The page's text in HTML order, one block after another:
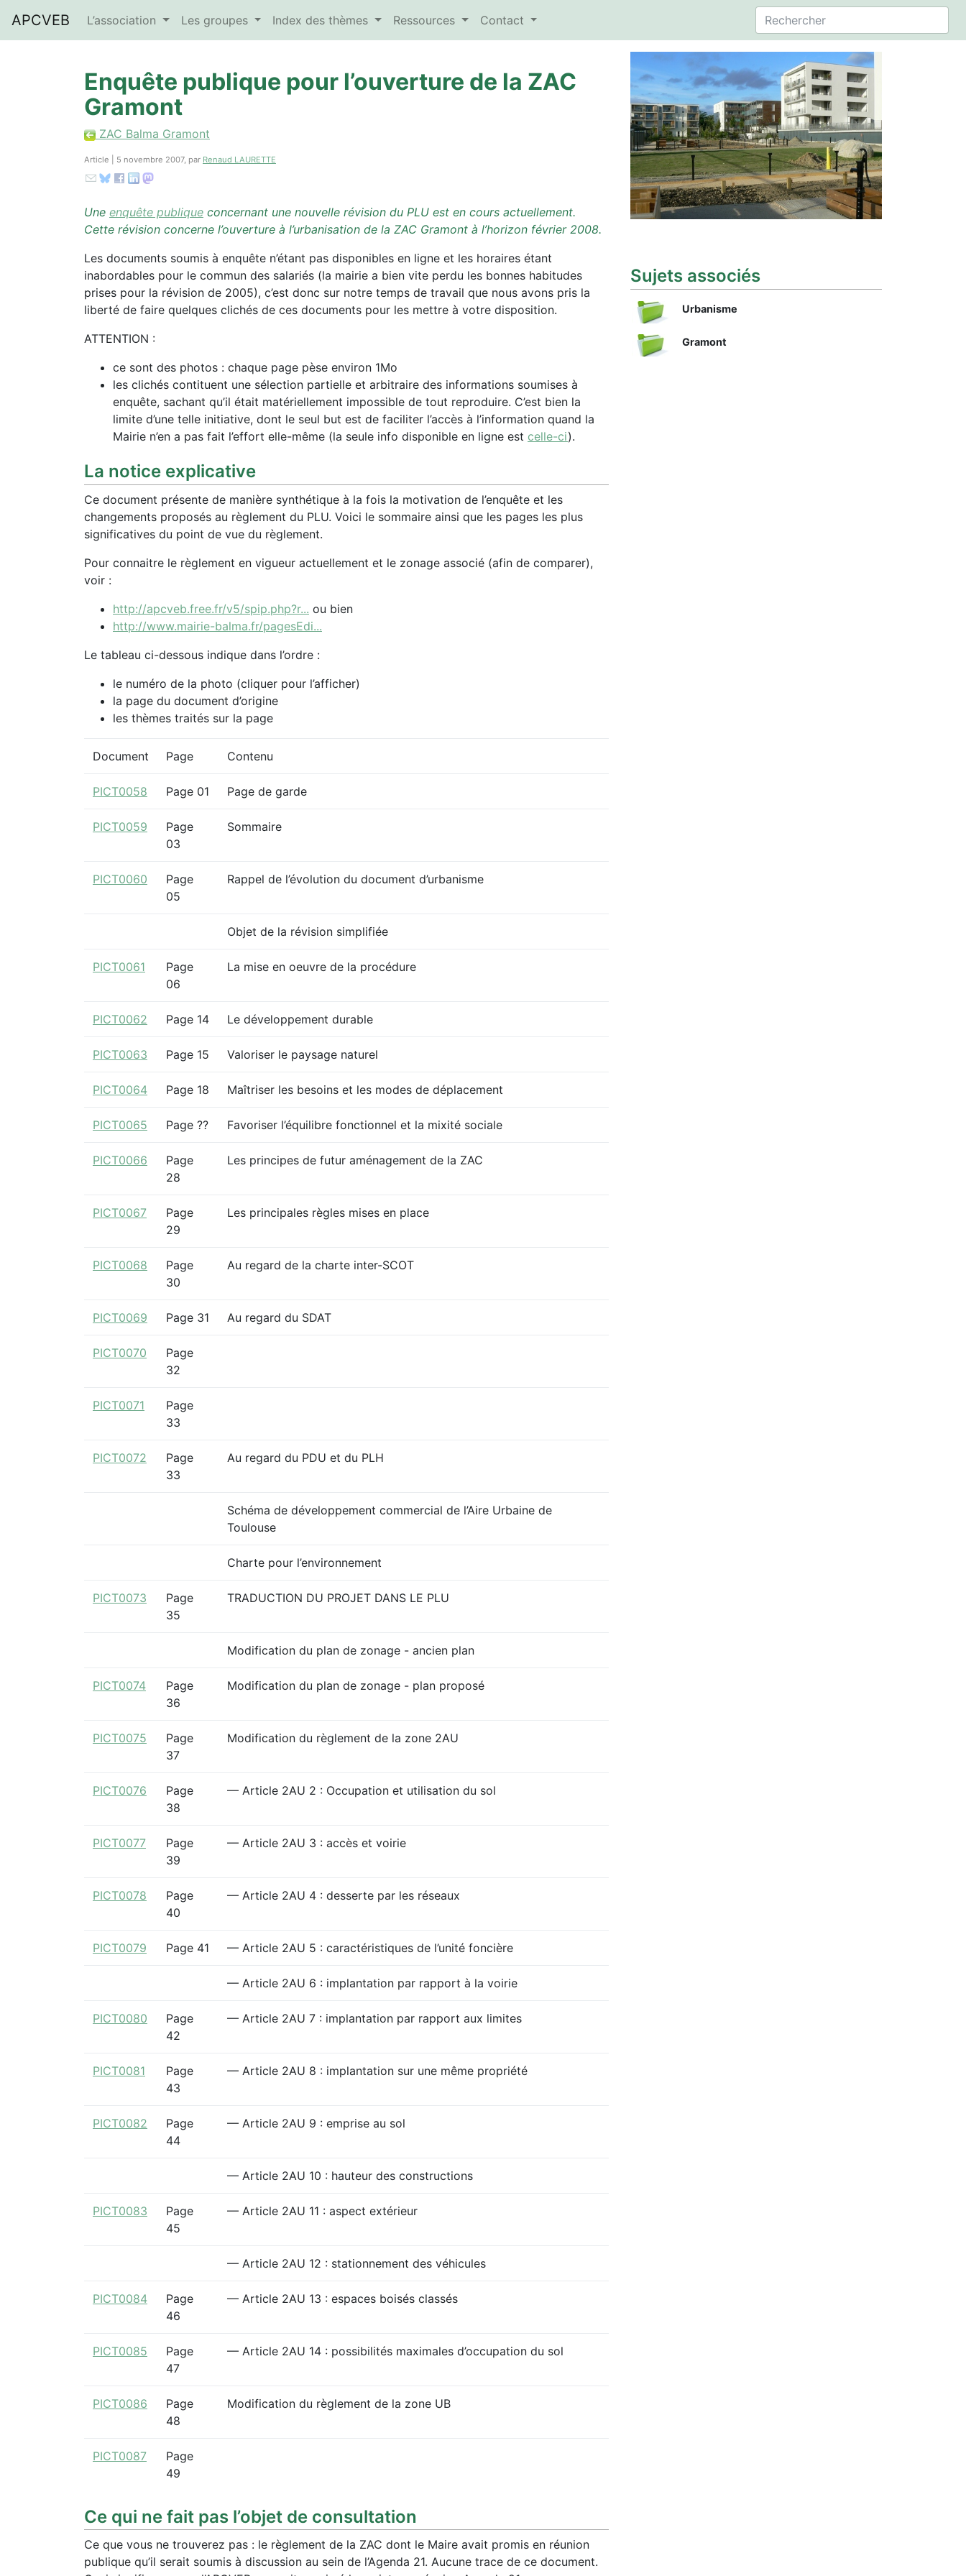
APCVEB L’association Les groupes Index des thèmes Ressources Contact
Enquête publique pour l’ouverture de la ZAC
Gramont
ZAC Balma Gramont
Article | 5 novembre 2007, par Renaud LAURETTE
Une enquête publique concernant une nouvelle révision du PLU est en cours actuellement.
Cette révision concerne l’ouverture à l’urbanisation de la ZAC Gramont à l’horizon février 2008.
Les documents soumis à enquête n’étant pas disponibles en ligne et les horaires étant
inabordables pour le commun des salariés (la mairie a bien vite perdu les bonnes habitudes
prises pour la révision de 2005), c’est donc sur notre temps de travail que nous avons pris la
liberté de faire quelques clichés de ces documents pour les mettre à votre disposition.
ATTENTION :
ce sont des photos : chaque page pèse environ 1Mo
les clichés contituent une sélection partielle et arbitraire des informations soumises à
enquête, sachant qu’il était matériellement impossible de tout reproduire. C’est bien la
limite d’une telle initiative, dont le seul but est de faciliter l’accès à l’information quand la
Mairie n’en a pas fait l’effort elle-même (la seule info disponible en ligne est celle-ci).
La notice explicative
Ce document présente de manière synthétique à la fois la motivation de l’enquête et les
changements proposés au règlement du PLU. Voici le sommaire ainsi que les pages les plus
significatives du point de vue du règlement.
Pour connaitre le règlement en vigueur actuellement et le zonage associé (afin de comparer),
voir :
http://apcveb.free.fr/v5/spip.php?r... ou bien
http://www.mairie-balma.fr/pagesEdi...
Le tableau ci-dessous indique dans l’ordre :
le numéro de la photo (cliquer pour l’afficher)
la page du document d’origine
les thèmes traités sur la page
Document Page Contenu
PICT0058 Page 01 Page de garde
PICT0059
Page
03
Sommaire
PICT0060
Page
05
Rappel de l’évolution du document d’urbanisme
Objet de la révision simplifiée
PICT0061
Page
06
La mise en oeuvre de la procédure
PICT0062 Page 14 Le développement durable
PICT0063 Page 15 Valoriser le paysage naturel
PICT0064 Page 18 Maîtriser les besoins et les modes de déplacement
PICT0065 Page ?? Favoriser l’équilibre fonctionnel et la mixité sociale
PICT0066
Page
28
Les principes de futur aménagement de la ZAC
PICT0067
Page
29
Les principales règles mises en place
PICT0068
Page
30
Au regard de la charte inter-SCOT
PICT0069 Page 31 Au regard du SDAT
PICT0070
Page
32
PICT0071
Page
33
PICT0072
Page
33
Au regard du PDU et du PLH
Schéma de développement commercial de l’Aire Urbaine de
Toulouse
Charte pour l’environnement
PICT0073
Page
35
TRADUCTION DU PROJET DANS LE PLU
Modification du plan de zonage - ancien plan
PICT0074
Page
36
Modification du plan de zonage - plan proposé
PICT0075
Page
37
Modification du règlement de la zone 2AU
PICT0076
Page
38
— Article 2AU 2 : Occupation et utilisation du sol
PICT0077
Page
39
— Article 2AU 3 : accès et voirie
PICT0078
Page
40
— Article 2AU 4 : desserte par les réseaux
PICT0079 Page 41 — Article 2AU 5 : caractéristiques de l’unité foncière
— Article 2AU 6 : implantation par rapport à la voirie
PICT0080
Page
42
— Article 2AU 7 : implantation par rapport aux limites
PICT0081
Page
43
— Article 2AU 8 : implantation sur une même propriété
PICT0082
Page
44
— Article 2AU 9 : emprise au sol
— Article 2AU 10 : hauteur des constructions
PICT0083
Page
45
— Article 2AU 11 : aspect extérieur
— Article 2AU 12 : stationnement des véhicules
PICT0084
Page
46
— Article 2AU 13 : espaces boisés classés
PICT0085
Page
47
— Article 2AU 14 : possibilités maximales d’occupation du sol
PICT0086
Page
48
Modification du règlement de la zone UB
PICT0087
Page
49
Ce qui ne fait pas l’objet de consultation
Ce que vous ne trouverez pas : le règlement de la ZAC dont le Maire avait promis en réunion
publique qu’il serait soumis à discussion au sein de l’Agenda 21. Aucune trace de ce document.
Sujets associés
Urbanisme
Gramont